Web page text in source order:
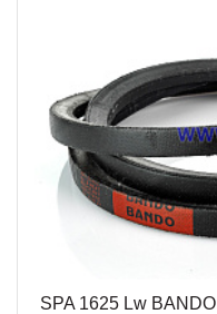
SPA 1625 Lw BANDO